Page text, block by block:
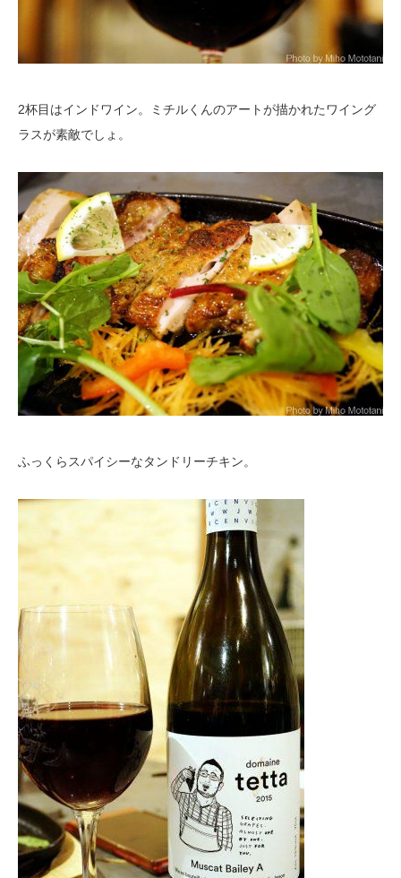
2杯目はインドワイン。ミチルくんのアートが描かれたワイング
ラスが素敵でしょ。
ふっくらスパイシーなタンドリーチキン。